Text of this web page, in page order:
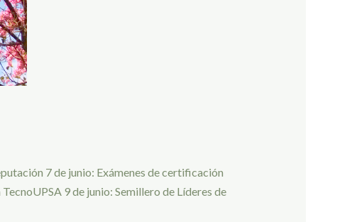
7 de junio: Exámenes de certificación
9 de junio: Semillero de Líderes de